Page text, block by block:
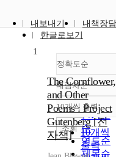
내보내기
내책장
한글로보기
정확도순
정확도
순
인기도
순
연도순
제목순
내림차순
내림차
10개씩 출력
10개씩
출력
조회
1
The Cornflower,
and Other
Poems : Project
Gutenberg [전
자책]